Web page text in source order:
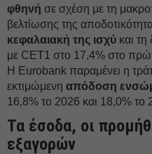
φθηνή σε σχέση με τη
βελτίωσης της
κεφαλαιακή της ισχύ και
με CET1 στο 17,4% στο
Η Eurobank παραμένει η
εκτιμώμενη απόδοση
16,8% το 2026 και 18,0% το
Τα έσοδα, οι
εξαγορών